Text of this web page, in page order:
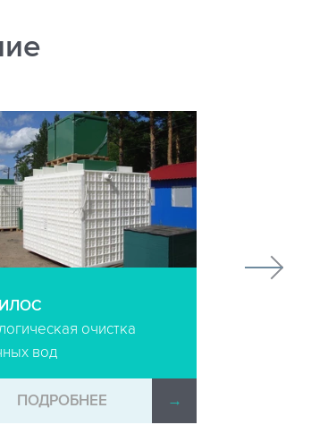
очистка
вод
ПОДРОБНЕЕ →